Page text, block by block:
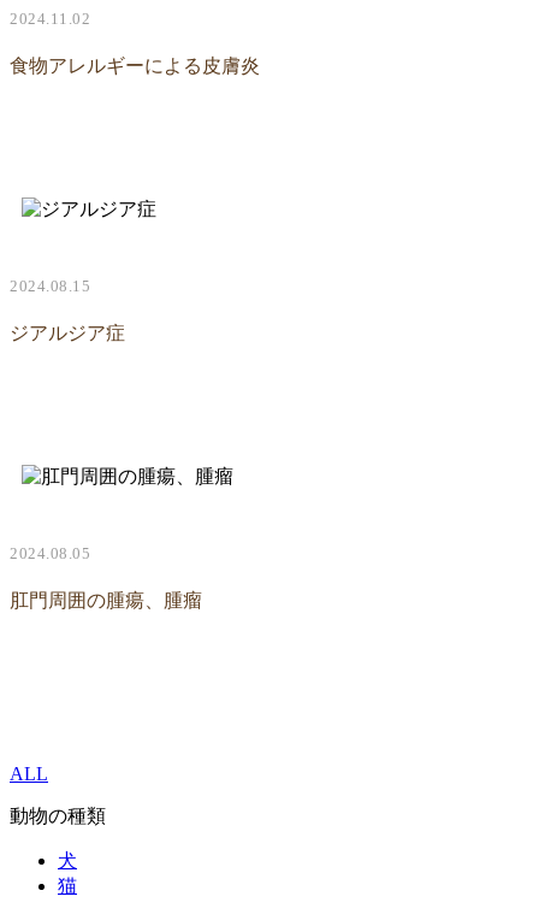
2024.11.02
食物アレルギーによる皮膚炎
2024.08.15
ジアルジア症
2024.08.05
肛門周囲の腫瘍、腫瘤
ALL
動物の種類
犬
猫